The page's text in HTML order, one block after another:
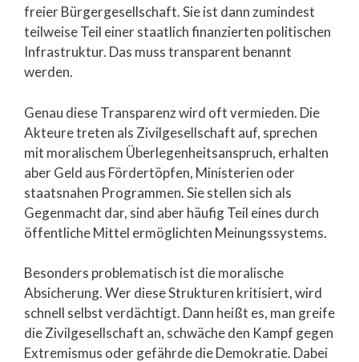
freier Bürgergesellschaft. Sie ist dann zumindest
teilweise Teil einer staatlich finanzierten politischen
Infrastruktur. Das muss transparent benannt
werden.
Genau diese Transparenz wird oft vermieden. Die
Akteure treten als Zivilgesellschaft auf, sprechen
mit moralischem Überlegenheitsanspruch, erhalten
aber Geld aus Fördertöpfen, Ministerien oder
staatsnahen Programmen. Sie stellen sich als
Gegenmacht dar, sind aber häufig Teil eines durch
öffentliche Mittel ermöglichten Meinungssystems.
Besonders problematisch ist die moralische
Absicherung. Wer diese Strukturen kritisiert, wird
schnell selbst verdächtigt. Dann heißt es, man greife
die Zivilgesellschaft an, schwäche den Kampf gegen
Extremismus oder gefährde die Demokratie. Dabei